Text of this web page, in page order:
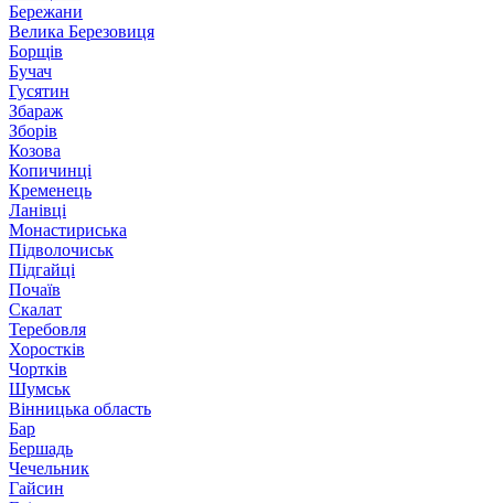
Бережани
Велика Березовиця
Борщів
Бучач
Гусятин
Збараж
Зборів
Козова
Копичинці
Кременець
Ланівці
Монастириська
Підволочиськ
Підгайці
Почаїв
Скалат
Теребовля
Хоростків
Чортків
Шумськ
Вінницька область
Бар
Бершадь
Чечельник
Гайсин